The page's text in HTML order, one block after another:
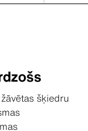
šķiedru